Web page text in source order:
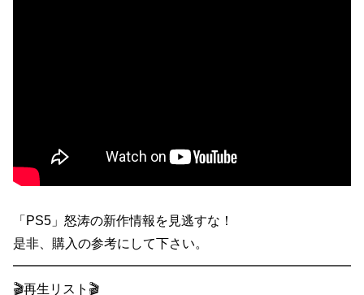
「PS5」怒涛の新作情報を見逃すな！
是非、購入の参考にして下さい。
━━━━━━━━━━━━━━━━━━━━━━━━━━
🎬再生リスト🎬